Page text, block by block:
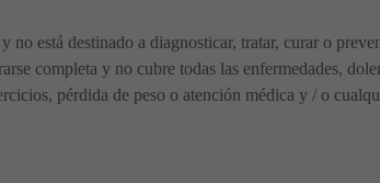
está destinado a diagnosticar, tratar, curar o
completa y no cubre todas las enfermedades,
pérdida de peso o atención médica y / o